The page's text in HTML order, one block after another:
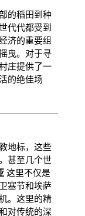
的稻田到种
代代都受到
济的重要组
曳。对于寻
庄提供了一
的绝佳场
地标，这些
甚至几个世
这里不仅是
塞节和埃萨
。这里的精
对传统的深